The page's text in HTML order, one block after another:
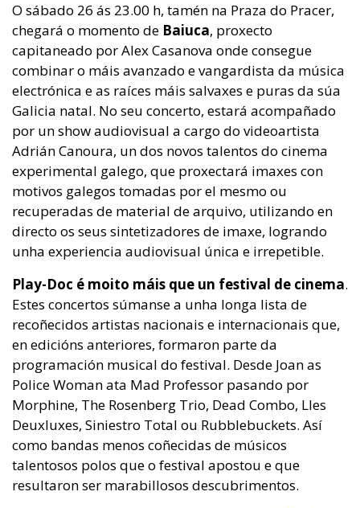
O sábado 26 ás 23.00 h, tamén na Praza do Pracer,
chegará o momento de Baiuca, proxecto
capitaneado por Alex Casanova onde consegue
combinar o máis avanzado e vangardista da música
electrónica e as raíces máis salvaxes e puras da súa
Galicia natal. No seu concerto, estará acompañado
por un show audiovisual a cargo do videoartista
Adrián Canoura, un dos novos talentos do cinema
experimental galego, que proxectará imaxes con
motivos galegos tomadas por el mesmo ou
recuperadas de material de arquivo, utilizando en
directo os seus sintetizadores de imaxe, logrando
unha experiencia audiovisual única e irrepetible.
Play-Doc é moito máis que un festival de cinema.
Estes concertos súmanse a unha longa lista de
recoñecidos artistas nacionais e internacionais que,
en edicións anteriores, formaron parte da
programación musical do festival. Desde Joan as
Police Woman ata Mad Professor pasando por
Morphine, The Rosenberg Trio, Dead Combo, Lles
Deuxluxes, Siniestro Total ou Rubblebuckets. Así
como bandas menos coñecidas de músicos
talentosos polos que o festival apostou e que
resultaron ser marabillosos descubrimentos.